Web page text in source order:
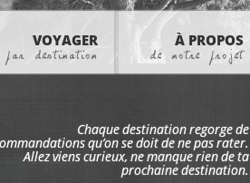
VOYAGER
par destination
À PROPOS
de notre projet
Chaque destination regorge de
qu’on se doit de ne pas rater.
Allez viens curieux, ne manque rien de ta
prochaine destination.